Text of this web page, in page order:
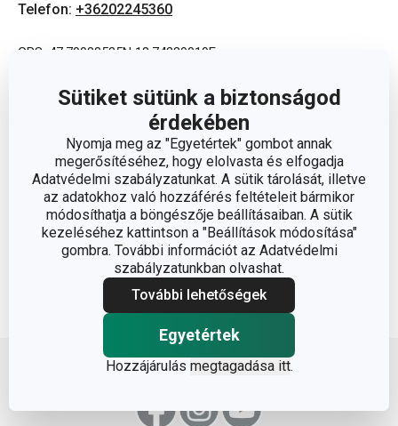
Sütiket sütünk a biztonságod
érdekében
Nyomja meg az "Egyetértek" gombot annak
megerősítéséhez, hogy elolvasta és elfogadja
Adatvédelmi szabályzatunkat. A sütik tárolását, illetve
az adatokhoz való hozzáférés feltételeit bármikor
módosíthatja a böngészője beállításaiban. A sütik
kezeléséhez kattintson a "Beállítások módosítása"
gombra. További információt az Adatvédelmi
szabályzatunkban olvashat.
További lehetőségek
Egyetértek
Hozzájárulás megtagadása itt.
Telefon: +36202245360
GPS: 47,79088535N 18,74339019E
Lépj feljebb